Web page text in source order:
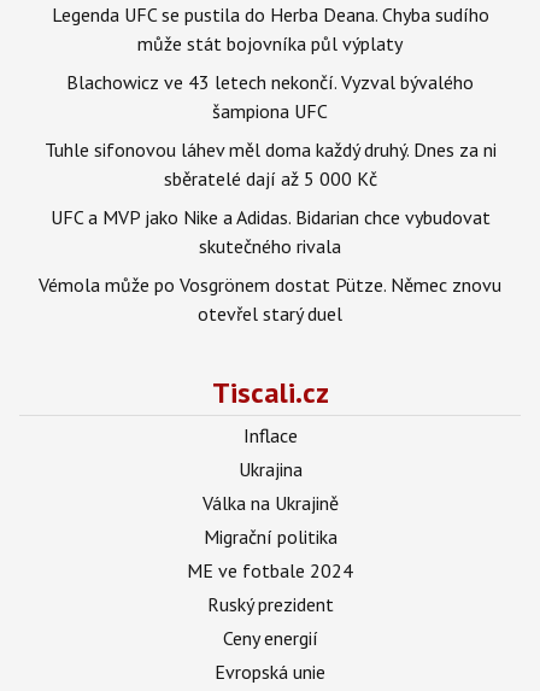
Legenda UFC se pustila do Herba Deana. Chyba sudího
může stát bojovníka půl výplaty
Blachowicz ve 43 letech nekončí. Vyzval bývalého
šampiona UFC
Tuhle sifonovou láhev měl doma každý druhý. Dnes za ni
sběratelé dají až 5 000 Kč
UFC a MVP jako Nike a Adidas. Bidarian chce vybudovat
skutečného rivala
Vémola může po Vosgrönem dostat Pütze. Němec znovu
otevřel starý duel
Tiscali.cz
Inflace
Ukrajina
Válka na Ukrajině
Migrační politika
ME ve fotbale 2024
Ruský prezident
Ceny energií
Evropská unie